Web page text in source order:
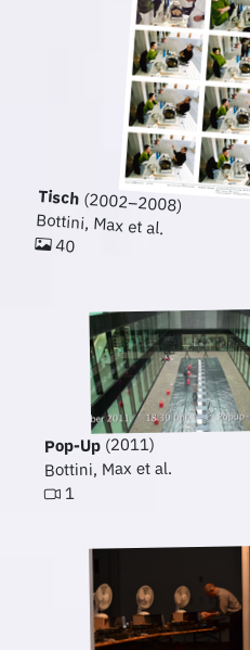
Tisch(2002–2008)
Bottini, Max et al.
40
Pop-Up(2011)
Bottini, Max et al.
1